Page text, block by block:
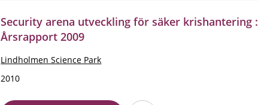
Security arena utveckling för säker krishantering :
Årsrapport 2009
Lindholmen Science Park
2010